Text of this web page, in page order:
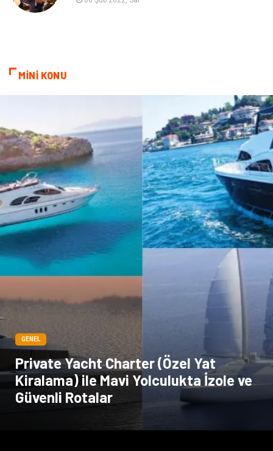
MİNİ KONU
GENEL
Private Yacht Charter (Özel Yat
Kiralama) ile Mavi Yolculukta İzole ve
Güvenli Rotalar